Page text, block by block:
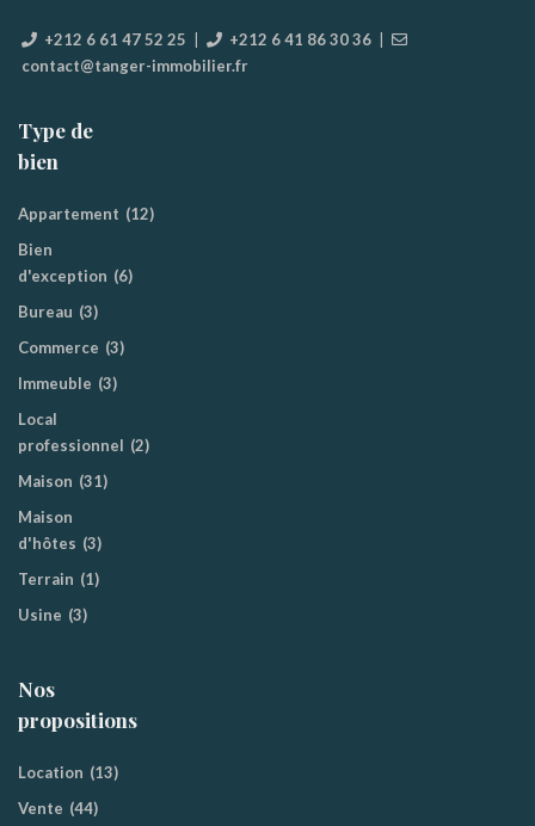
+212 6 61 47 52 25 +212 6 41 86 30 36
contact@tanger-immobilier.fr
Type de
bien
Appartement (12)
Bien
d'exception (6)
Bureau (3)
Commerce (3)
Immeuble (3)
Local
professionnel (2)
Maison (31)
Maison
d'hôtes (3)
Terrain (1)
Usine (3)
Nos
propositions
Location (13)
Vente (44)